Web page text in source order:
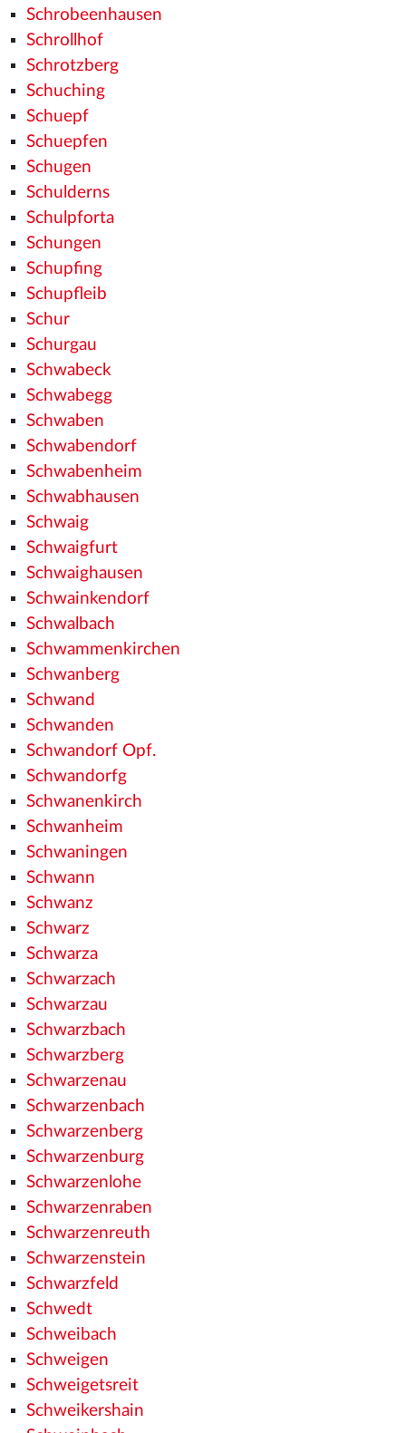
Schrobeenhausen
Schrollhof
Schrotzberg
Schuching
Schuepf
Schuepfen
Schugen
Schulderns
Schulpforta
Schungen
Schupfing
Schupfleib
Schur
Schurgau
Schwabeck
Schwabegg
Schwaben
Schwabendorf
Schwabenheim
Schwabhausen
Schwaig
Schwaigfurt
Schwaighausen
Schwainkendorf
Schwalbach
Schwammenkirchen
Schwanberg
Schwand
Schwanden
Schwandorf Opf.
Schwandorfg
Schwanenkirch
Schwanheim
Schwaningen
Schwann
Schwanz
Schwarz
Schwarza
Schwarzach
Schwarzau
Schwarzbach
Schwarzberg
Schwarzenau
Schwarzenbach
Schwarzenberg
Schwarzenburg
Schwarzenlohe
Schwarzenraben
Schwarzenreuth
Schwarzenstein
Schwarzfeld
Schwedt
Schweibach
Schweigen
Schweigetsreit
Schweikershain